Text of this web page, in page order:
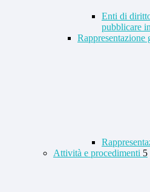
Enti di
pubblicare
Rappresentazione
Attività e procedimenti 5